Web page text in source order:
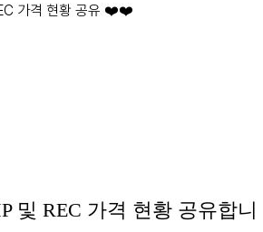
가격 현황 공유 ❤️❤️
및 REC 가격 현황 공유합니